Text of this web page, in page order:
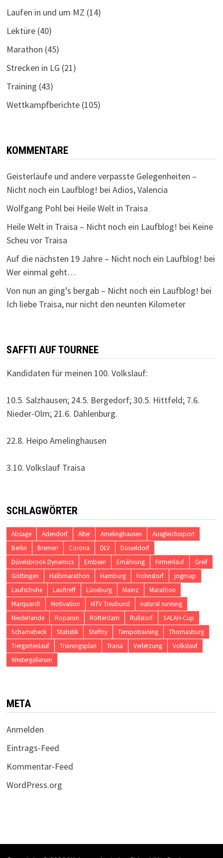
Laufen in und um MZ (14)
Lektüre(40)
Marathon (45)
Strecken in LG (21)
Training (43)
Wettkampfberichte(105)
KOMMENTARE
Geisterläufe und andere verpasste Gelegenheiten –
Nicht noch ein Laufblog! bei Adios, Valencia
Wolfgang Pohlbei Heile Welt in Traisa
Heile Welt in Traisa – Nicht noch ein Laufblog! bei Keine
Scheu vor Traisa
Auf die nächsten 19 Jahre – Nicht noch ein Laufblog! bei
Wer einmal geht…
Von nun an ging’s bergab – Nicht noch ein Laufblog! bei
Ich liebe Traisa, nur nicht den neunten Kilometer
SAFFTI AUF TOURNEE
Kandidaten für meinen 100. Volkslauf:
10.5. Salzhausen; 24.5. Bergedorf; 30.5. Hittfeld; 7.6.
Nieder-Olm; 21.6. Dahlenburg.
22.8. Heipo Amelinghausen
3.10. Volkslauf Traisa
SCHLAGWÖRTER
Absage Adendorf Alter Amelinghausen
Ausgleichssport
Berlin
Bremen Corona DLV
Düsseldorf
Düvelsbrook Dynamics
Embsen Ernährung Firmenlauf
Greif
Göttingen
Halbmarathon Hamburg Hohnstorf
jogmap
Laufschuhe
Lauftreff Lüneburg Mainz
Marathon
Marquardt
Motivation MTV Treubund
natural running
Niederlande
Roparun Rotterdam Rullstorf
SALAH-Cup
Scharnebeck
Statistik Steffny Tempotraining
Thomasburg
Tiergartenlauf
Trainingsplan Traisa Verletzung
Volkslauf
Westergellersen
META
Anmelden
Eintrags-Feed
Kommentar-Feed
WordPress.org